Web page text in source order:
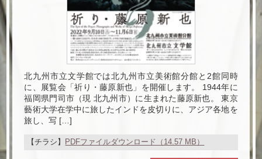
北九州市立文学館では北九州市立美術館分館と2館同時
に、展覧会「祈り・藤原新也」を開催します。 1944年に
福岡県門司市（現 北九州市）に生まれた藤原新也。 東京
藝術大学在学中に旅したインドを皮切りに、アジア各地を
旅し、写 […]
【チラシ】 PDFファイルダウンロード（14.57 MB）